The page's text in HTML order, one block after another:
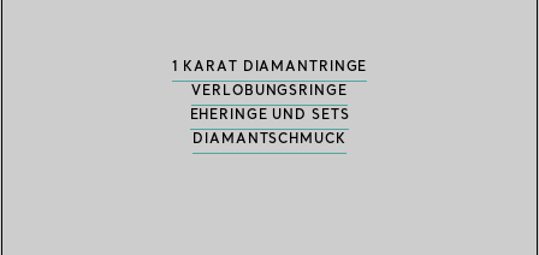
1 KARAT DIAMANTRINGE
VERLOBUNGSRINGE
EHERINGE UND SETS
DIAMANTSCHMUCK